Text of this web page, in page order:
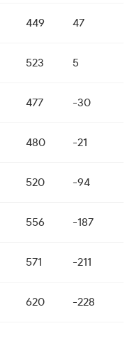
449 47
523 5
477 -30
480 -21
520 -94
556 -187
571 -211
620 -228